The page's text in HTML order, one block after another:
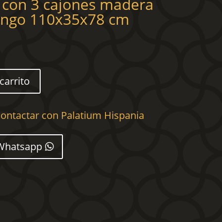
3 cajones madera
110x35x78 cm
con Palatium Hispania